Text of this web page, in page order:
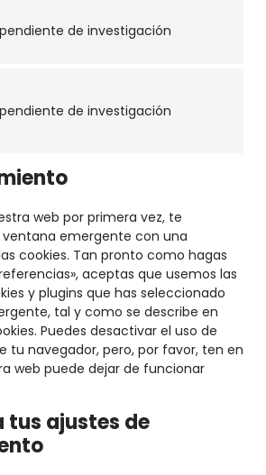
de investigación
de investigación
web por primera vez, te
emergente con una
cookies. Tan pronto como hagas
aceptas que usemos las
y plugins que has seleccionado
tal y como se describe en
Puedes desactivar el uso de
tu navegador, pero, por favor, ten en
web puede dejar de funcionar
tus ajustes de